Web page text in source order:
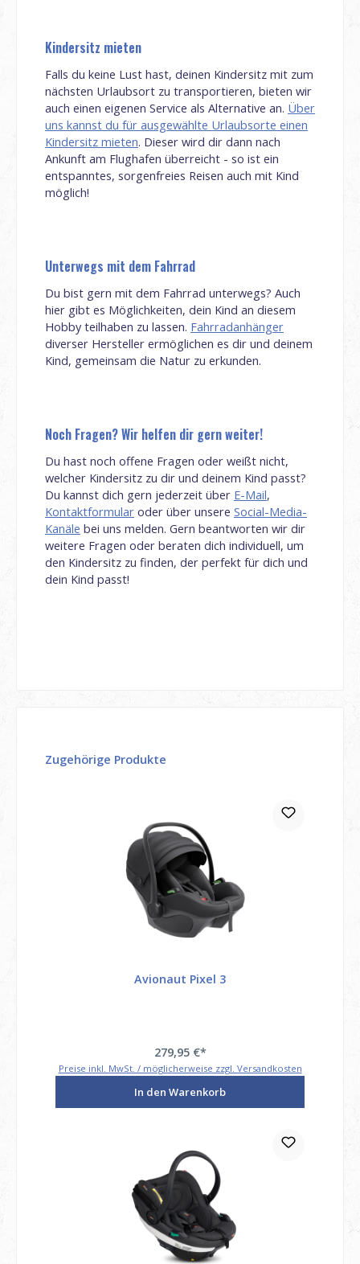
Kindersitz mieten
Falls du keine Lust hast, deinen Kindersitz mit zum
nächsten Urlaubsort zu transportieren, bieten wir
auch einen eigenen Service als Alternative an. Über
uns kannst du für ausgewählte Urlaubsorte einen
Kindersitz mieten. Dieser wird dir dann nach
Ankunft am Flughafen überreicht - so ist ein
entspanntes, sorgenfreies Reisen auch mit Kind
möglich!
Unterwegs mit dem Fahrrad
Du bist gern mit dem Fahrrad unterwegs? Auch
hier gibt es Möglichkeiten, dein Kind an diesem
Hobby teilhaben zu lassen. Fahrradanhänger
diverser Hersteller ermöglichen es dir und deinem
Kind, gemeinsam die Natur zu erkunden.
Noch Fragen? Wir helfen dir gern weiter!
Du hast noch offene Fragen oder weißt nicht,
welcher Kindersitz zu dir und deinem Kind passt?
Du kannst dich gern jederzeit über E-Mail,
Kontaktformular oder über unsere Social-Media-
Kanäle bei uns melden. Gern beantworten wir dir
weitere Fragen oder beraten dich individuell, um
den Kindersitz zu finden, der perfekt für dich und
dein Kind passt!
Produktgalerie überspringen
Zugehörige Produkte
Avionaut Pixel 3
279,95 €*
Preise inkl. MwSt. / möglicherweise zzgl. Versandkosten
In den Warenkorb